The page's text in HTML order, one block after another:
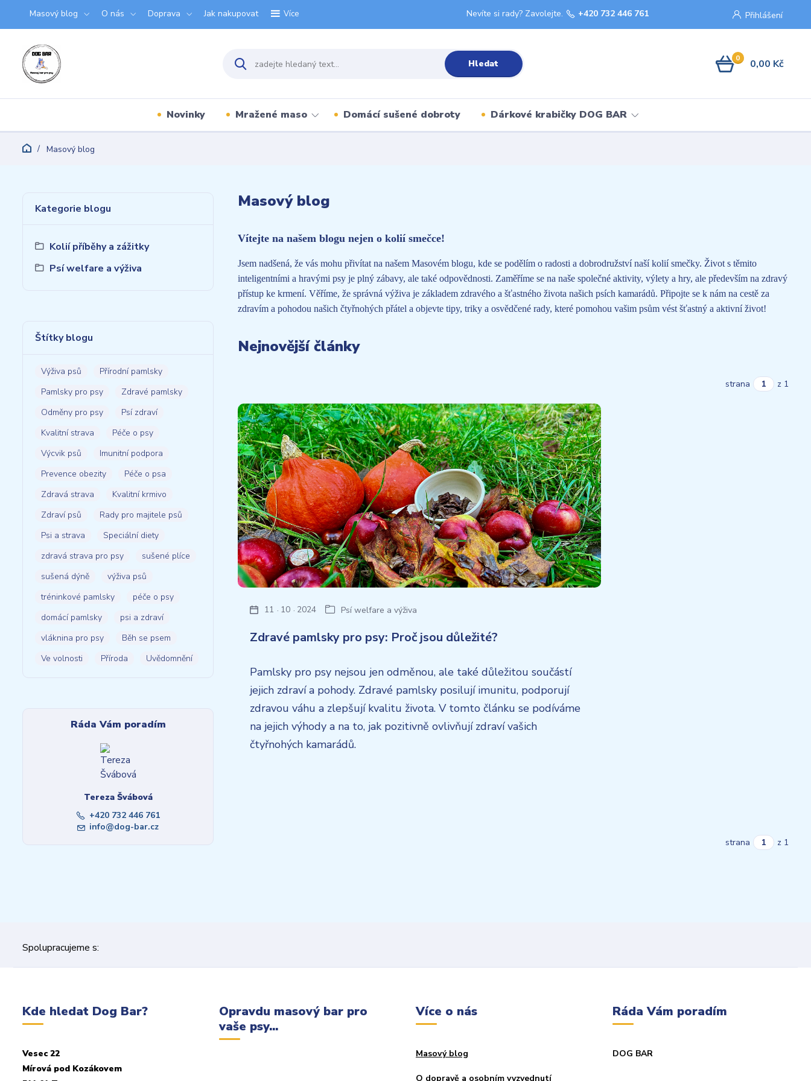
Masový blog O nás Doprava Jak nakupovat Více Přihlášení
Hledat
Nevíte si rady? Zavolejte. +420 732 446 761
0 0,00 Kč
Novinky Mražené maso Domácí sušené dobroty Dárkové krabičky DOG BAR
Masový blog
Kategorie blogu
Kolií příběhy a zážitky
Psí welfare a výživa
Štítky blogu
Výživa psů
Přírodní pamlsky
Pamlsky pro psy
Zdravé pamlsky
Odměny pro psy
Psí zdraví
Kvalitní strava
Péče o psy
Výcvik psů
Imunitní podpora
Prevence obezity
Péče o psa
Zdravá strava
Kvalitní krmivo
Zdraví psů
Rady pro majitele psů
Psi a strava
Speciální diety
zdravá strava pro psy
sušené plíce
sušená dýně
výživa psů
tréninkové pamlsky
péče o psy
domácí pamlsky
psi a zdraví
vláknina pro psy
Běh se psem
Ve volnosti
Příroda Uvědomnění
Ráda Vám poradím
Tereza Švábová
+420 732 446 761
info@dog-bar.cz
Masový blog
Vítejte na našem blogu nejen o kolií smečce!
Jsem nadšená, že vás mohu přivítat na našem Masovém blogu, kde se podělím o radosti a dobrodružství naší kolií smečky. Život s těmito
inteligentními a hravými psy je plný zábavy, ale také odpovědnosti. Zaměříme se na naše společné aktivity, výlety a hry, ale především na zdravý
přístup ke krmení. Věříme, že správná výživa je základem zdravého a šťastného života našich psích kamarádů. Připojte se k nám na cestě za
zdravím a pohodou našich čtyřnohých přátel a objevte tipy, triky a osvědčené rady, které pomohou vašim psům vést šťastný a aktivní život!
Nejnovější články
strana z 1
Zdravé pamlsky pro psy: Proč jsou důležité?
11 10 2024 Psí welfare a výživa
Pamlsky pro psy nejsou jen odměnou, ale také důležitou součástí
jejich zdraví a pohody. Zdravé pamlsky posilují imunitu, podporují
zdravou váhu a zlepšují kvalitu života. V tomto článku se podíváme
na jejich výhody a na to, jak pozitivně ovlivňují zdraví vašich
čtyřnohých kamarádů.
strana z 1
Spolupracujeme s:
Kde hledat Dog Bar?
Vesec 22
Mírová pod Kozákovem
Opravdu masový bar pro
vaše psy...
Více o nás
Masový blog
O dopravě a osobním vyzvednutí
Ráda Vám poradím
DOG BAR